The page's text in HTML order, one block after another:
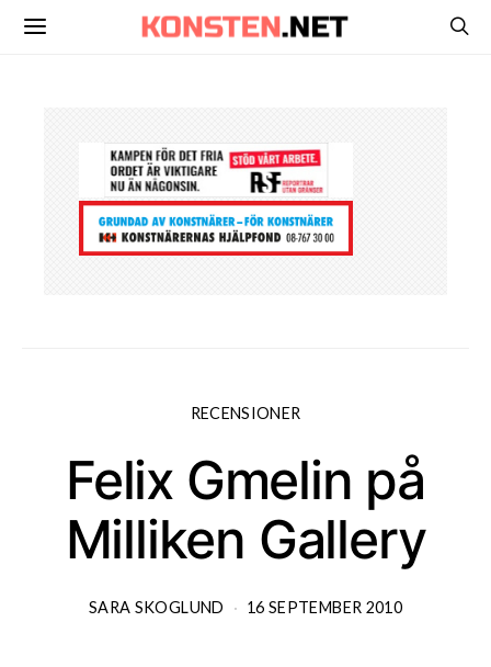
RECENSIONER
Felix Gmelin på
Milliken Gallery
SARA SKOGLUND 16 SEPTEMBER 2010